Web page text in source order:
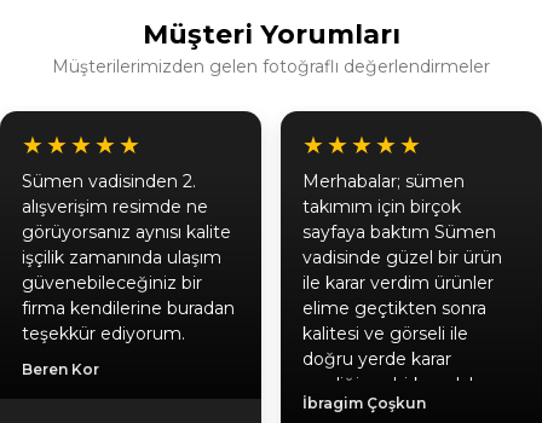
Müşteri Yorumları
Müşterilerimizden gelen fotoğraflı değerlendirmeler
★★★★★
Sümen vadisinden 2.
alışverişim resimde ne
görüyorsanız aynısı kalite
işçilik zamanında ulaşım
güvenebileceğiniz bir
firma kendilerine buradan
teşekkür ediyorum.
Beren Kor
★★★★★
Merhabalar; sümen
takımım için birçok
sayfaya baktım Sümen
vadisinde güzel bir ürün
ile karar verdim ürünler
elime geçtikten sonra
kalitesi ve görseli ile
doğru yerde karar
verdiğime birkez daha
emin oldum, hediyeniz
İbragim Çoşkun